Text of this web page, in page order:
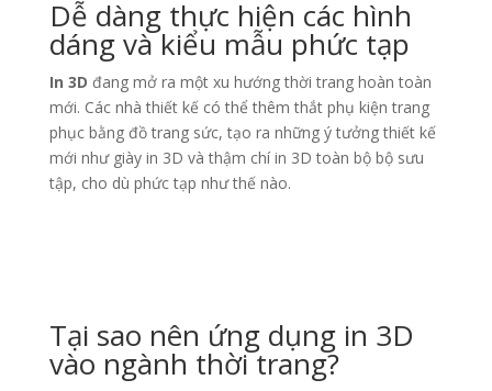
Dễ dàng thực hiện các hình
dáng và kiểu mẫu phức tạp
In 3D đang mở ra một xu hướng thời trang hoàn toàn
mới. Các nhà thiết kế có thể thêm thắt phụ kiện trang
phục bằng đồ trang sức, tạo ra những ý tưởng thiết kế
mới như giày in 3D và thậm chí in 3D toàn bộ bộ sưu
tập, cho dù phức tạp như thế nào.
Tại sao nên ứng dụng in 3D
vào ngành thời trang?